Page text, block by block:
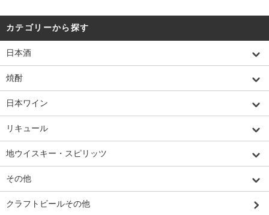
カテゴリーから探す
日本酒
焼酎
日本ワイン
リキュール
地ウイスキー・スピリッツ
その他
クラフトビールその他